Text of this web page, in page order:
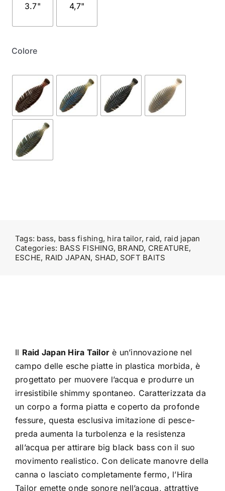
3.7" 4,7"
Colore
Tags: bass, bass fishing, hira tailor, raid, raid japan
Categories: BASS FISHING, BRAND, CREATURE,
ESCHE, RAID JAPAN, SHAD, SOFT BAITS
Il Raid Japan Hira Tailor è un’innovazione nel
campo delle esche piatte in plastica morbida, è
progettato per muovere l’acqua e produrre un
irresistibile shimmy spontaneo. Caratterizzata da
un corpo a forma piatta e coperto da profonde
fessure, questa esclusiva imitazione di pesce-
preda aumenta la turbolenza e la resistenza
all’acqua per attirare big black bass con il suo
movimento realistico. Con delicate manovre della
canna o lasciato completamente fermo, l’Hira
Tailor emette onde sonore nell’acqua, attrattive